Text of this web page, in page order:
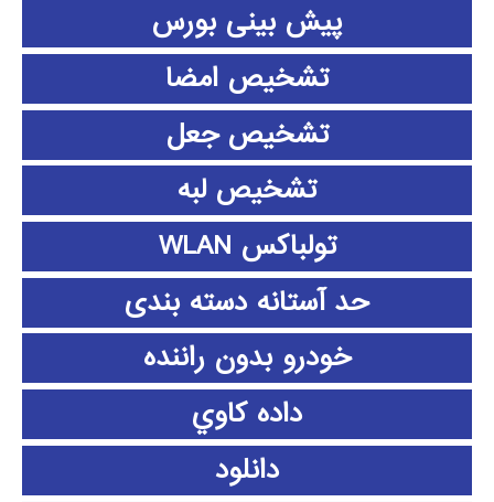
پیش بینی بورس
تشخیص امضا
تشخیص جعل
تشخیص لبه
تولباکس WLAN
حد آستانه دسته بندی
خودرو بدون راننده
داده كاوي
دانلود